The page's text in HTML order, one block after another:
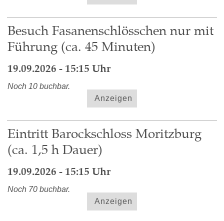
Besuch Fasanenschlösschen nur mit
Führung (ca. 45 Minuten)
19.09.2026 - 15:15 Uhr
Noch 10 buchbar.
Anzeigen
Eintritt Barockschloss Moritzburg
(ca. 1,5 h Dauer)
19.09.2026 - 15:15 Uhr
Noch 70 buchbar.
Anzeigen